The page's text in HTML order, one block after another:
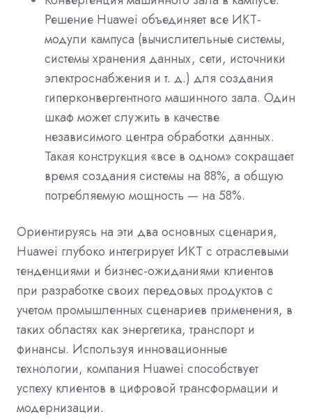
Решение Huawei объединяет все ИКТ-
модули кампуса (вычислительные системы,
системы хранения данных, сети, источники
электроснабжения и т. д.) для создания
гиперконвергентного машинного зала. Один
шкаф может служить в качестве
независимого центра обработки данных.
Такая конструкция «все в одном» сокращает
время создания системы на 88%, а общую
потребляемую мощность — на 58%.
Ориентируясь на эти два основных сценария,
Huawei глубоко интегрирует ИКТ с отраслевыми
тенденциями и бизнес-ожиданиями клиентов
при разработке своих передовых продуктов с
учетом промышленных сценариев применения, в
таких областях как энергетика, транспорт и
финансы. Используя инновационные
технологии, компания Huawei способствует
успеху клиентов в цифровой трансформации и
модернизации.